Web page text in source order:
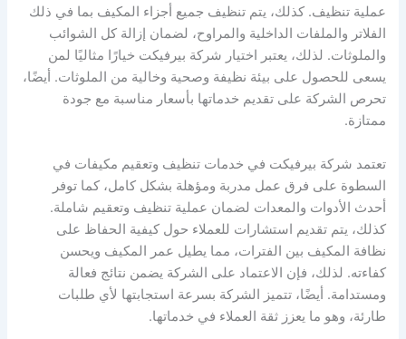
عملية تنظيف. كذلك، يتم تنظيف جميع أجزاء المكيف بما في ذلك
الفلاتر والملفات الداخلية والمراوح، لضمان إزالة كل الشوائب
والملوثات. لذلك، يعتبر اختيار شركة بيرفيكت خيارًا مثاليًا لمن
يسعى للحصول على بيئة نظيفة وصحية وخالية من الملوثات. أيضًا،
تحرص الشركة على تقديم خدماتها بأسعار مناسبة مع جودة
ممتازة.
تعتمد شركة بيرفيكت في خدمات تنظيف وتعقيم مكيفات في
السطوة على فرق عمل مدربة ومؤهلة بشكل كامل، كما توفر
أحدث الأدوات والمعدات لضمان عملية تنظيف وتعقيم شاملة.
كذلك، يتم تقديم استشارات للعملاء حول كيفية الحفاظ على
نظافة المكيف بين الفترات، مما يطيل عمر المكيف ويحسن
كفاءته. لذلك، فإن الاعتماد على الشركة يضمن نتائج فعالة
ومستدامة. أيضًا، تتميز الشركة بسرعة استجابتها لأي طلبات
طارئة، وهو ما يعزز ثقة العملاء في خدماتها.